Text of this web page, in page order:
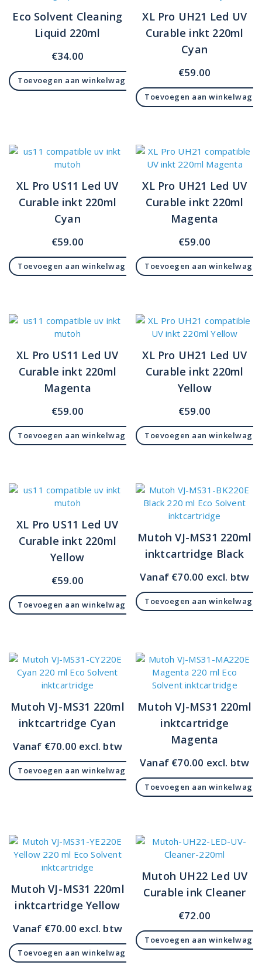
Eco Solvent Cleaning
Liquid 220ml
€34.00
Toevoegen aan winkelwagen
XL Pro UH21 Led UV
Curable inkt 220ml
Cyan
€59.00
Toevoegen aan winkelwagen
XL Pro US11 Led UV
Curable inkt 220ml
Cyan
€59.00
Toevoegen aan winkelwagen
XL Pro UH21 Led UV
Curable inkt 220ml
Magenta
€59.00
Toevoegen aan winkelwagen
XL Pro US11 Led UV
Curable inkt 220ml
Magenta
€59.00
Toevoegen aan winkelwagen
XL Pro UH21 Led UV
Curable inkt 220ml
Yellow
€59.00
Toevoegen aan winkelwagen
XL Pro US11 Led UV
Curable inkt 220ml
Yellow
€59.00
Toevoegen aan winkelwagen
Mutoh VJ-MS31 220ml
inktcartridge Black
Vanaf €70.00 excl. btw
Toevoegen aan winkelwagen
Mutoh VJ-MS31 220ml
inktcartridge Cyan
Vanaf €70.00 excl. btw
Toevoegen aan winkelwagen
Mutoh VJ-MS31 220ml
inktcartridge
Magenta
Vanaf €70.00 excl. btw
Toevoegen aan winkelwagen
Mutoh VJ-MS31 220ml
inktcartridge Yellow
Vanaf €70.00 excl. btw
Toevoegen aan winkelwagen
Mutoh UH22 Led UV
Curable ink Cleaner
€72.00
Toevoegen aan winkelwagen